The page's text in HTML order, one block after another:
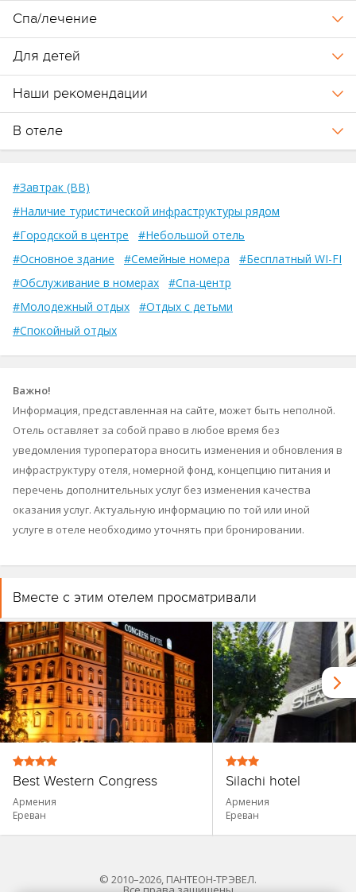
Спа/лечение
Для детей
Наши рекомендации
В отеле
#Завтрак (BB)
#Наличие туристической инфраструктуры рядом
#Городской в центре
#Небольшой отель
#Основное здание
#Семейные номера
#Бесплатный WI-FI
#Обслуживание в номерах
#Спа-центр
#Молодежный отдых
#Отдых с детьми
#Спокойный отдых
Важно!
Информация, представленная на сайте, может быть неполной.
Отель оставляет за собой право в любое время без
уведомления туроператора вносить изменения и обновления в
инфраструктуру отеля, номерной фонд, концепцию питания и
перечень дополнительных услуг без изменения качества
оказания услуг. Актуальную информацию по той или иной
услуге в отеле необходимо уточнять при бронировании.
Вместе с этим отелем просматривали
Best Western Congress
Армения
Ереван
Silachi hotel
Армения
Ереван
© 2010–2026, ПАНТЕОН-ТРЭВЕЛ.